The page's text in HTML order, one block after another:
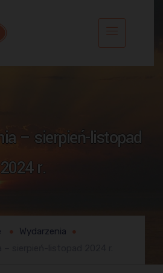
– sierpień-listopad
2024 r.
Wydarzenia